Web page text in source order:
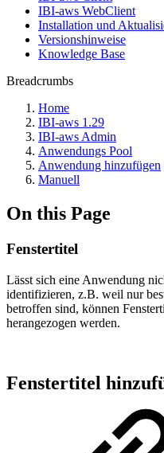
IBI-aws WebClient
Installation und
Versionshinweise
Knowledge Base
Breadcrumbs
Home
IBI-aws 1.29
IBI-aws Admin
Anwendungs Pool
Anwendung hinzufügen
Manuell
On this Page
Fenstertitel
Lässt sich eine Anwendung
identifizieren, z.B. weil nur
betroffen sind, können
herangezogen werden.
Fenstertitel